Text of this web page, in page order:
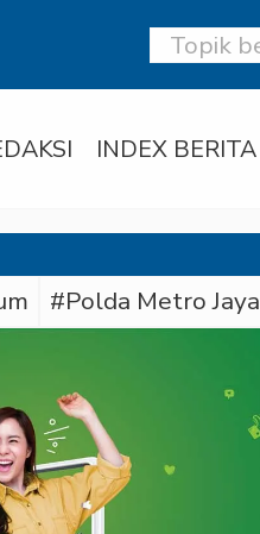
INDEX BERITA
#Polda Metro Jaya